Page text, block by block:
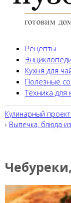
Рецепты
Кухня для
Полезные
Техника для
Кулинарный
› Выпечка, блюда